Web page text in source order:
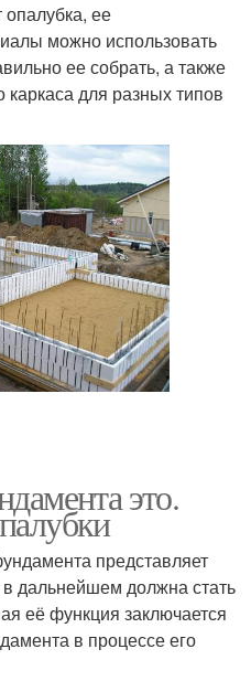
опалубка, ее
можно использовать
ее собрать, а также
каркаса для разных типов
это.
представляет
дальнейшем должна стать
её функция заключается
в процессе его